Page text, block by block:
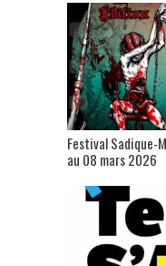
Festival Sadique-
au 08 mars 2026